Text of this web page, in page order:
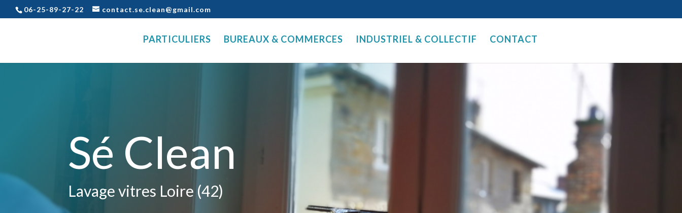
06-25-89-27-22 contact.se.clean@gmail.com
PARTICULIERS BUREAUX & COMMERCES INDUSTRIEL & COLLECTIF CONTACT
Sé Clean
Lavage vitres Loire (42)